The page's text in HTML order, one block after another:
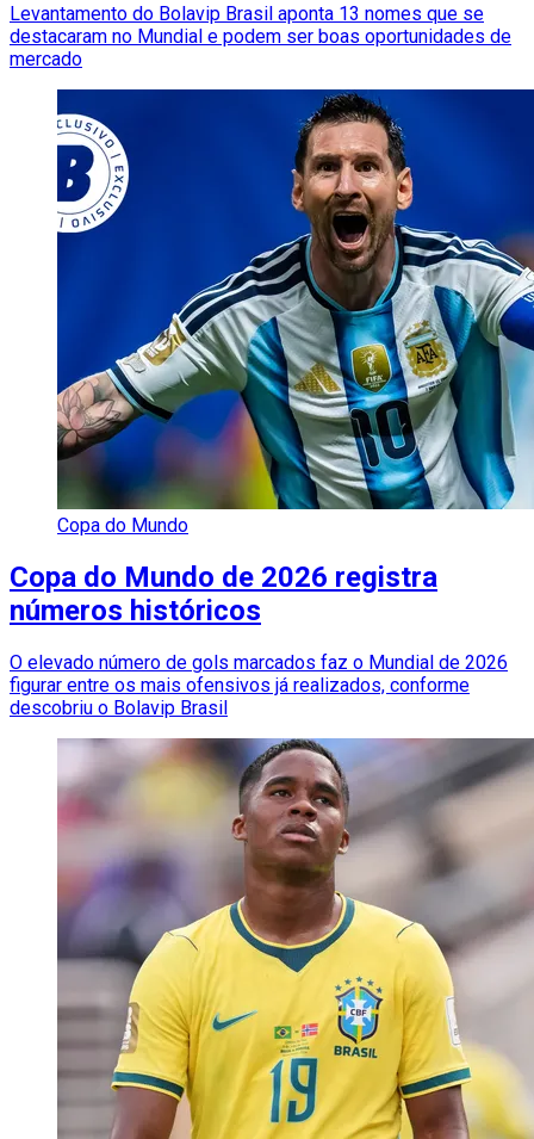
Levantamento do Bolavip Brasil aponta 13 nomes que se
destacaram no Mundial e podem ser boas oportunidades de
mercado
Copa do Mundo
Copa do Mundo de 2026 registra
números históricos
O elevado número de gols marcados faz o Mundial de 2026
figurar entre os mais ofensivos já realizados, conforme
descobriu o Bolavip Brasil